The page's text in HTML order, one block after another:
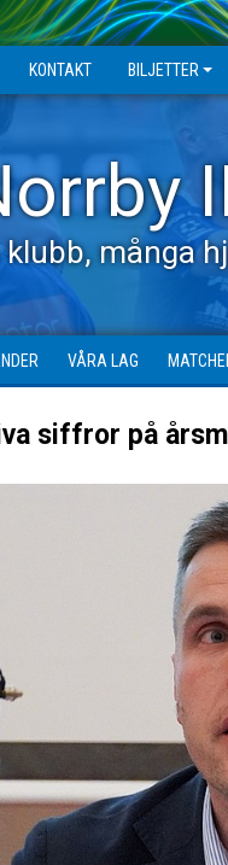
KONTAKT BILJETTER
klubb, många
VÅRA LAG
siffror på